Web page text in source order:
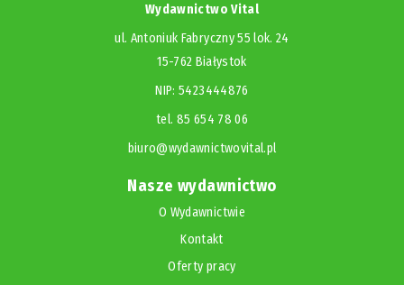
Wydawnictwo Vital
ul. Antoniuk Fabryczny 55 lok. 24
15-762 Białystok
NIP: 5423444876
tel. 85 654 78 06
biuro@wydawnictwovital.pl
Nasze wydawnictwo
O Wydawnictwie
Kontakt
Oferty pracy